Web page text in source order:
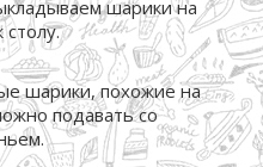
шарики на
шарики, похожие на
подавать со